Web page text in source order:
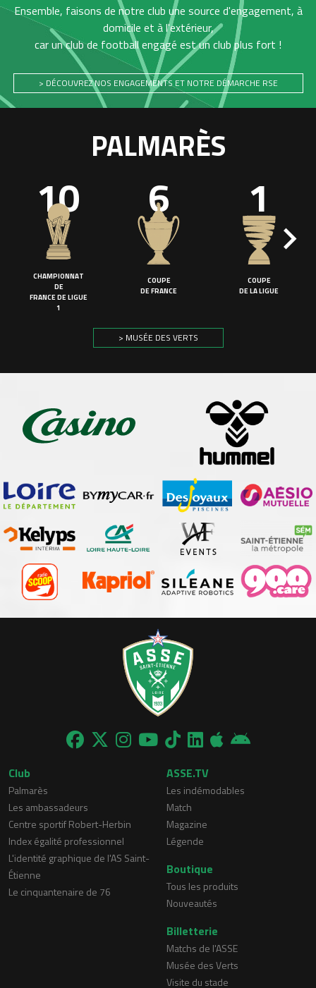
Ensemble, faisons de notre club une source d'engagement, à
domicile et à l'extérieur,
car un club de football engagé est un club plus fort !
> DÉCOUVREZ NOS ENGAGEMENTS ET NOTRE DÉMARCHE RSE
PALMARÈS
10
CHAMPIONNAT
DE
FRANCE DE LIGUE
1
6
COUPE
DE FRANCE
1
COUPE
DE LA LIGUE
> MUSÉE DES VERTS
Club
Palmarès
Les ambassadeurs
Centre sportif Robert-Herbin
Index égalité professionnel
L'identité graphique de l'AS Saint-
Étienne
Le cinquantenaire de 76
ASSE.TV
Les indémodables
Match
Magazine
Légende
Boutique
Tous les produits
Nouveautés
Billetterie
Matchs de l'ASSE
Musée des Verts
Visite du stade